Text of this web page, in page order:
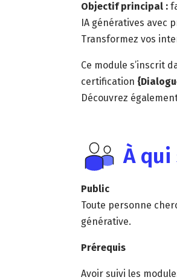
Objectif principal :
IA génératives avec
Transformez vos
Ce module s’inscrit
certification
Découvrez
À qui
Public
Toute personne
générative.
Prérequis
Avoir suivi les